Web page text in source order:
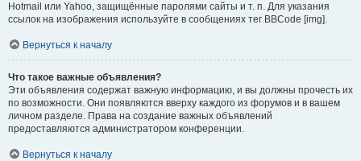
Hotmail или Yahoo, защищённые паролями сайты и т. п. Для указания
ссылок на изображения используйте в сообщениях тег BBCode [img].
Вернуться к началу
Что такое важные объявления?
Эти объявления содержат важную информацию, и вы должны прочесть их
по возможности. Они появляются вверху каждого из форумов и в вашем
личном разделе. Права на создание важных объявлений
предоставляются администратором конференции.
Вернуться к началу